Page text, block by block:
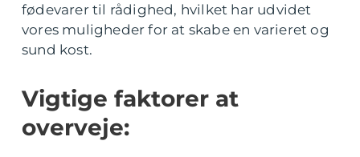
fødevarer til rådighed, hvilket har udvidet
vores muligheder for at skabe en varieret og
sund kost.
Vigtige faktorer at
overveje: